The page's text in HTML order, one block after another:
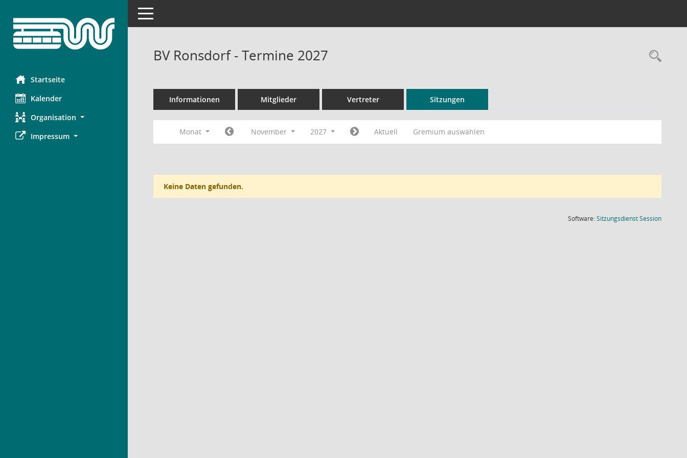
Startseite
Kalender
Organisation
Impressum
Toggle navigation
BV Ronsdorf - Termine 2027
Informationen Mitglieder Vertreter Sitzungen
Monat November 2027 Aktuell Gremium auswählen
Keine Daten gefunden.
Software:SitzungsdienstSession(Wird in